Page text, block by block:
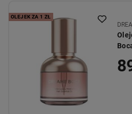
OLEJEK ZA 1 ZŁ